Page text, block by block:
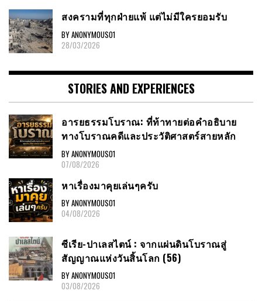
สงครามที่ทุกฝ่ายแพ้ แต่ไม่มีใครยอมรับ
BY ANONYMOUS01
28/03/2026
STORIES AND EXPERIENCES
อารยธรรมโบราณ: ที่ท้าทายต่อคำอธิบาย
ทางโบราณคดีและประวัติศาสตร์สายหลัก
BY ANONYMOUS01
07/08/2026
หาเรื่องมาคุยเล่นๆครับ
BY ANONYMOUS01
04/08/2026
ซีเรีย-ปาเลสไตน์ : จากแผ่นดินโบราณสู่
สัญญาณแห่งวันสิ้นโลก (56)
BY ANONYMOUS01
03/08/2026